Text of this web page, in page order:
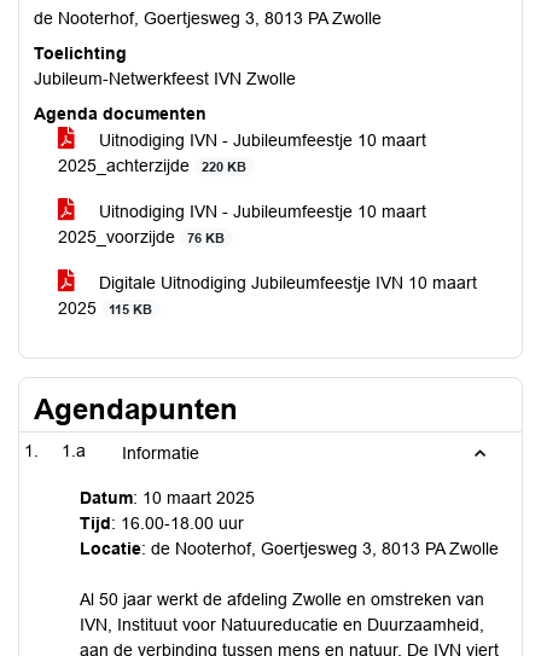
de Nooterhof, Goertjesweg 3, 8013 PA Zwolle
Toelichting
Jubileum-Netwerkfeest IVN Zwolle
Agenda documenten
Uitnodiging IVN - Jubileumfeestje 10 maart
2025_achterzijde
220 KB
Uitnodiging IVN - Jubileumfeestje 10 maart
2025_voorzijde
76 KB
Digitale Uitnodiging Jubileumfeestje IVN 10 maart
2025
115 KB
Agendapunten
1.a Informatie
Datum: 10 maart 2025
Tijd: 16.00-18.00 uur
Locatie: de Nooterhof, Goertjesweg 3, 8013 PA Zwolle
Al 50 jaar werkt de afdeling Zwolle en omstreken van
IVN, Instituut voor Natuureducatie en Duurzaamheid,
aan de verbinding tussen mens en natuur. De IVN viert